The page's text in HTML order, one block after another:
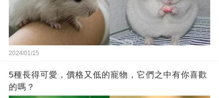
2024/01/15
5種長得可愛，價格又低的寵物，它們之中有你喜歡
的嗎？